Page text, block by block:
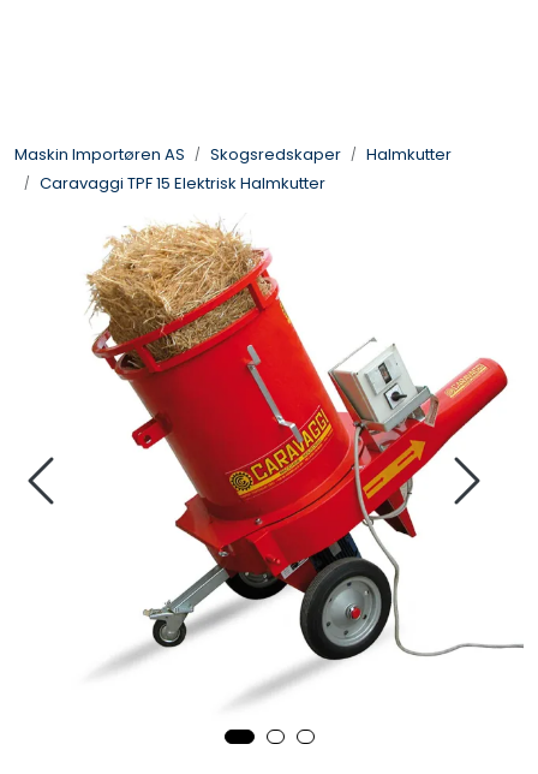
Maskin Importøren AS Skogsredskaper
Halmkutter
Caravaggi TPF 15 Elektrisk Halmkutter
Sprøyter
Vei og Anleggsmaskiner
Hageredskaper
Skogsredskaper
ATV & Plentraktorutstyr
Tilbehør